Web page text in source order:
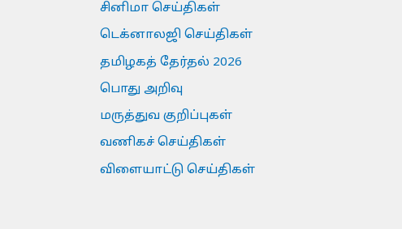
சினிமா செய்திகள்
டெக்னாலஜி செய்திகள்
தமிழகத் தேர்தல் 2026
பொது அறிவு
மருத்துவ குறிப்புகள்
வணிகச் செய்திகள்
விளையாட்டு செய்திகள்